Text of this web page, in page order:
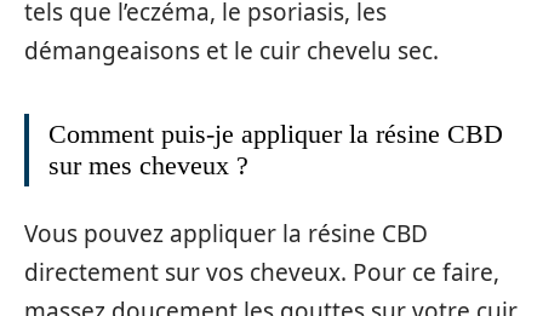
tels que l’eczéma, le psoriasis, les
démangeaisons et le cuir chevelu sec.
Comment puis-je appliquer la résine CBD
sur mes cheveux ?
Vous pouvez appliquer la résine CBD
directement sur vos cheveux. Pour ce faire,